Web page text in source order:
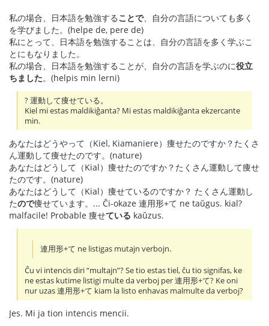
私の場合、日本語を勉強することで、自分の言語についても多く
を学びました。(helpe de, pere de)
私にとって、日本語を勉強することは、自分の言語を多く学ぶこ
とにもなりました。
私の場合、日本語を勉強することが、自分の言語を学ぶのに役立
ちました。(helpis min lerni)
? 運動して痩せている。
Kiel mi estas maldikiĝanta? Mi estas maldikiĝanta ekzercante
min.
あなたはどうやって（Kiel, Kiamaniere）痩せたのですか？たくさ
ん運動して痩せたのです。(nature)
あなたはどうして（Kial）痩せたのですか？たくさん運動して痩せ
たのです。(nature)
あなたはどうして（Kial）痩せているのですか？ たくさん運動し
たので痩せています。... Ĉi-okaze 連用形+て ne taŭgus. kial?
malfacile! Probable 痩せている kaŭzus.
連用形+て ne listigas mutajn verbojn.
Ĉu vi intencis diri “multajn”? Se tio estas tiel, ĉu tio signifas, ke
ne estas kutime listigi multe da verboj per 連用形+て? Ke oni
nur uzas 連用形+て kiam la listo enhavas malmulte da verboj?
Jes. Mi ja tion intencis mencii.